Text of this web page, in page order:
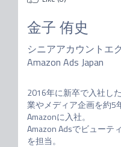
金子 侑史
シニアアカウントエ
Amazon Ads Japan
2016年に新卒で入社し
業やメディア企画を約5
Amazonに入社。
Amazon Adsでビューテ